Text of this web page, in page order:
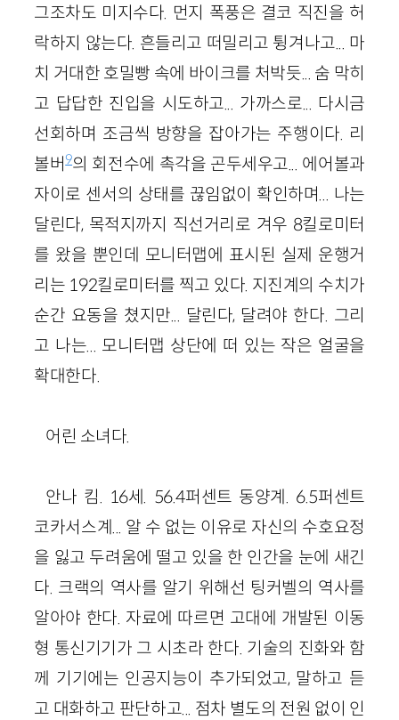
그조차도 미지수다. 먼지 폭풍은 결코 직진을 허
락하지 않는다. 흔들리고 떠밀리고 튕겨나고... 마
치 거대한 호밀빵 속에 바이크를 처박듯... 숨 막히
고 답답한 진입을 시도하고... 가까스로... 다시금
선회하며 조금씩 방향을 잡아가는 주행이다. 리
볼버9의 회전수에 촉각을 곤두세우고... 에어볼과
자이로 센서의 상태를 끊임없이 확인하며... 나는
달린다, 목적지까지 직선거리로 겨우 8킬로미터
를 왔을 뿐인데 모니터맵에 표시된 실제 운행거
리는 192킬로미터를 찍고 있다. 지진계의 수치가
순간 요동을 쳤지만... 달린다, 달려야 한다. 그리
고 나는... 모니터맵 상단에 떠 있는 작은 얼굴을
확대한다.
어린 소녀다.
안나 킴. 16세. 56.4퍼센트 동양계. 6.5퍼센트
코카서스계... 알 수 없는 이유로 자신의 수호요정
을 잃고 두려움에 떨고 있을 한 인간을 눈에 새긴
다. 크랙의 역사를 알기 위해선 팅커벨의 역사를
알아야 한다. 자료에 따르면 고대에 개발된 이동
형 통신기기가 그 시초라 한다. 기술의 진화와 함
께 기기에는 인공지능이 추가되었고, 말하고 듣
고 대화하고 판단하고... 점차 별도의 전원 없이 인